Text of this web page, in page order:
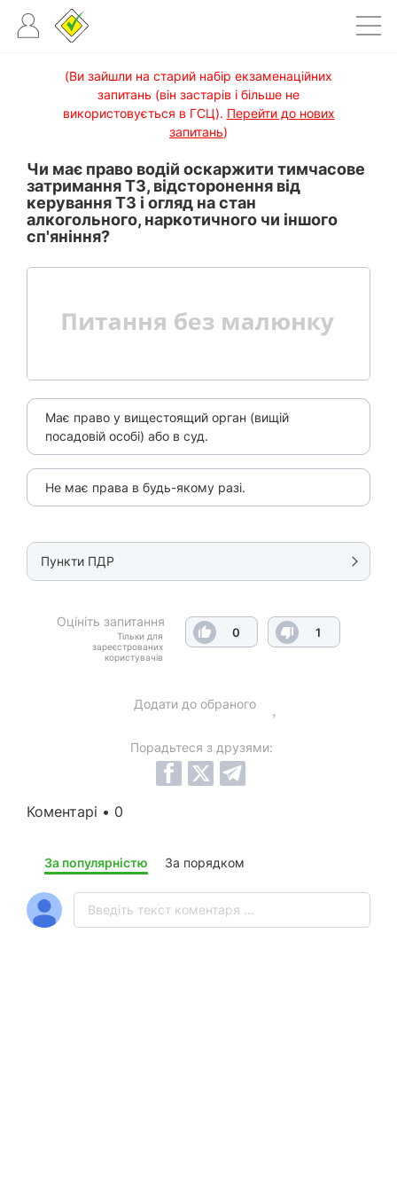
(Ви зайшли на старий набір екзаменаційних
запитань (він застарів і більше не
використовується в ГСЦ). Перейти до нових
запитань)
Чи має право водій оскаржити тимчасове
затримання ТЗ, відсторонення від
керування ТЗ і огляд на стан
алкогольного, наркотичного чи іншого
сп'яніння?
Має право у вищестоящий орган (вищій
посадовій особі) або в суд.
Не має права в будь-якому разі.
Пункти ПДР
Оцініть запитання
Тільки для
зареєстрованих
користувачів
0 1
Додати до обраного
Порадьтеся з друзями:
Коментарі • 0
За популярністю За порядком